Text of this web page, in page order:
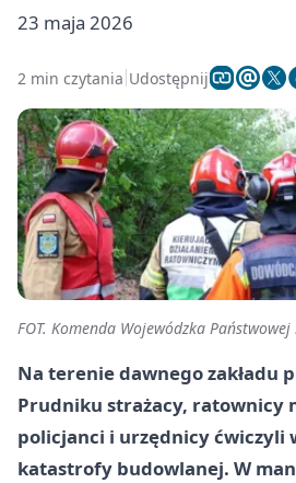
23 maja 2026
2 min czytania Udostępnij
FOT. Komenda Wojewódzka
Na terenie dawnego zakładu
Prudniku strażacy, ratownicy
policjanci i urzędnicy ćwiczyli
katastrofy budowlanej. W